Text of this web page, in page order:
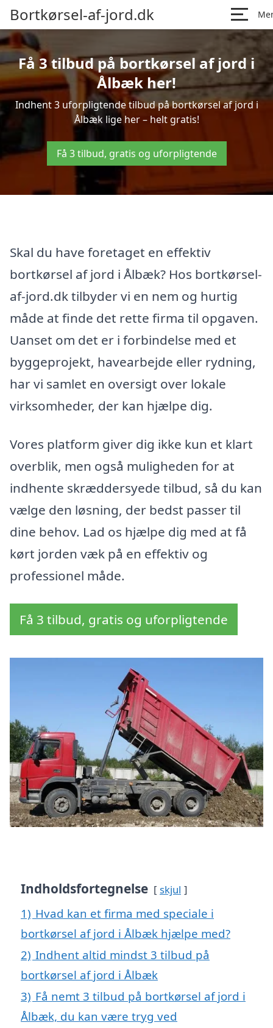
Bortkørsel-af-jord.dk
Få 3 tilbud på bortkørsel af jord i
Ålbæk her!
Indhent 3 uforpligtende tilbud på bortkørsel af jord i
Ålbæk lige her – helt gratis!
Få 3 tilbud, gratis og uforpligtende
Skal du have foretaget en effektiv
bortkørsel af jord i Ålbæk? Hos bortkørsel-
af-jord.dk tilbyder vi en nem og hurtig
måde at finde det rette firma til opgaven.
Uanset om det er i forbindelse med et
byggeprojekt, havearbejde eller rydning,
har vi samlet en oversigt over lokale
virksomheder, der kan hjælpe dig.
Vores platform giver dig ikke kun et klart
overblik, men også muligheden for at
indhente skræddersyede tilbud, så du kan
vælge den løsning, der bedst passer til
dine behov. Lad os hjælpe dig med at få
kørt jorden væk på en effektiv og
professionel måde.
Få 3 tilbud, gratis og uforpligtende
Indholdsfortegnelse skjul
1) Hvad kan et firma med speciale i
bortkørsel af jord i Ålbæk hjælpe med?
2) Indhent altid mindst 3 tilbud på
bortkørsel af jord i Ålbæk
3) Få nemt 3 tilbud på bortkørsel af jord i
Ålbæk, du kan være tryg ved